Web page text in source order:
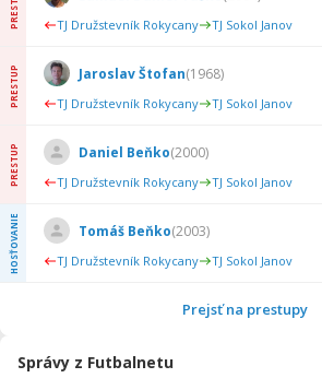
TJ Družstevník Rokycany TJ Sokol Janov
PRESTUP Jaroslav Štofan(1968)
TJ Družstevník Rokycany TJ Sokol Janov
PRESTUP Daniel Beňko(2000)
TJ Družstevník Rokycany TJ Sokol Janov
HOSŤOVANIE Tomáš Beňko(2003)
TJ Družstevník Rokycany TJ Sokol Janov
Prejsť na prestupy
Správy z Futbalnetu